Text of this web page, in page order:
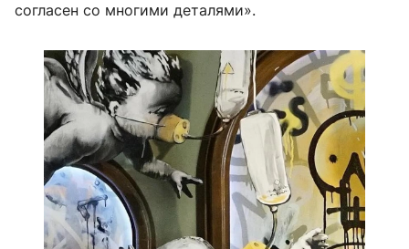
согласен со многими деталями».